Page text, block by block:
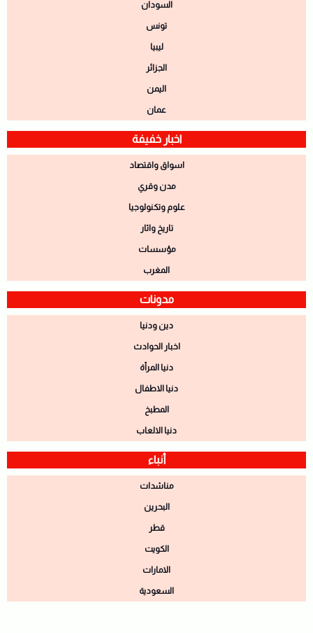
السودان
تونس
ليبيا
الجزائر
اليمن
عمان
اخبار خفيفة
اسواق واقتصاد
مدن وقري
علوم وتكنولوجيا
تاريخ واثار
مؤسسات
المغرب
مدونات
دين ودنيا
اخبار الحوادث
دنيا المرأة
دنيا الاطفال
المطبخ
دنيا الالعاب
أنباء
مناشدات
البحرين
قطر
الكويت
الامارات
السعودية